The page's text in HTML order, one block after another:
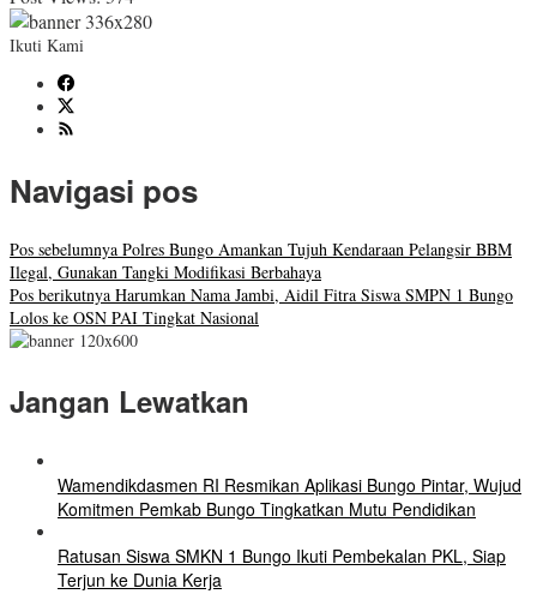
Ikuti Kami
Navigasi pos
Pos sebelumnya Polres Bungo Amankan Tujuh Kendaraan Pelangsir BBM
Ilegal, Gunakan Tangki Modifikasi Berbahaya
Pos berikutnya Harumkan Nama Jambi, Aidil Fitra Siswa SMPN 1 Bungo
Lolos ke OSN PAI Tingkat Nasional
Jangan Lewatkan
Wamendikdasmen RI Resmikan Aplikasi Bungo Pintar, Wujud
Komitmen Pemkab Bungo Tingkatkan Mutu Pendidikan
Ratusan Siswa SMKN 1 Bungo Ikuti Pembekalan PKL, Siap
Terjun ke Dunia Kerja